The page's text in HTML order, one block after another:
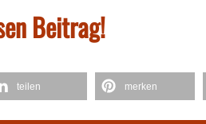
Beitrag!
teilen merken